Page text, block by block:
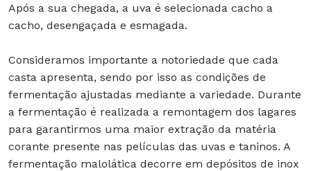
Após a sua chegada, a uva é selecionada cacho a
cacho, desengaçada e esmagada.
Consideramos importante a notoriedade que cada
casta apresenta, sendo por isso as condições de
fermentação ajustadas mediante a variedade. Durante
a fermentação é realizada a remontagem dos lagares
para garantirmos uma maior extração da matéria
corante presente nas películas das uvas e taninos. A
fermentação malolática decorre em depósitos de inox